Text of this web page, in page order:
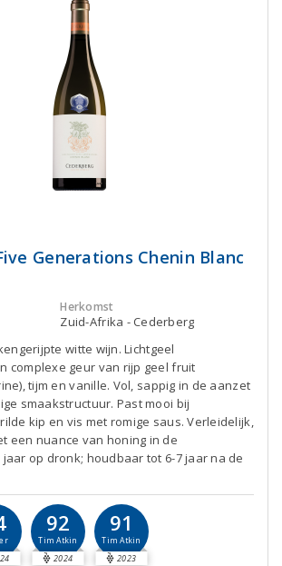
Generations Chenin Blanc
Herkomst
Zuid-Afrika - Cederberg
witte wijn. Lichtgeel
complexe geur van rijp geel fruit
tijm en vanille. Vol, sappig in de aanzet
smaakstructuur. Past mooi bij
kip en vis met romige saus. Verleidelijk,
een nuance van honing in de
op dronk; houdbaar tot 6-7 jaar na de
92
Tim Atkin
2024
91
Tim Atkin
2023